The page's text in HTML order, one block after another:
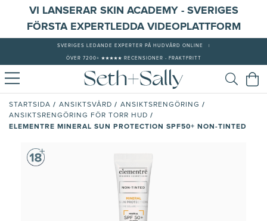
VI LANSERAR SKIN ACADEMY - SVERIGES
FÖRSTA EXPERTLEDDA VIDEOPLATTFORM
SVERIGES LEDANDE EXPERTER PÅ HUDVÅRD ONLINE
ÖVER 7200+ ★★★★★ RECENSIONER - FRAKTFRITT
STARTSIDA / ANSIKTSVÅRD / ANSIKTSRENGÖRING /
ANSIKTSRENGÖRING FÖR TORR HUD /
ELEMENTRE MINERAL SUN PROTECTION SPF50+ NON-TINTED